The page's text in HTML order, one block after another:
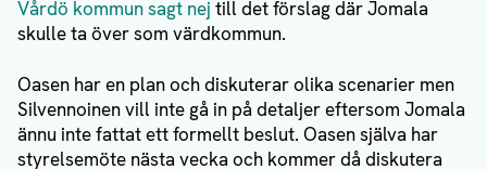
Vårdö kommun sagt nej till det förslag där Jomala
skulle ta över som värdkommun.
Oasen har en plan och diskuterar olika scenarier men
Silvennoinen vill inte gå in på detaljer eftersom Jomala
ännu inte fattat ett formellt beslut. Oasen själva har
styrelsemöte nästa vecka och kommer då diskutera